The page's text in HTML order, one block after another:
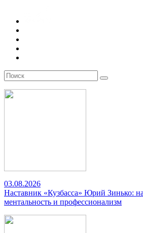
03.08.2026
Наставник «Кузбасса» Юрий Зинько:
ментальность и профессионализм